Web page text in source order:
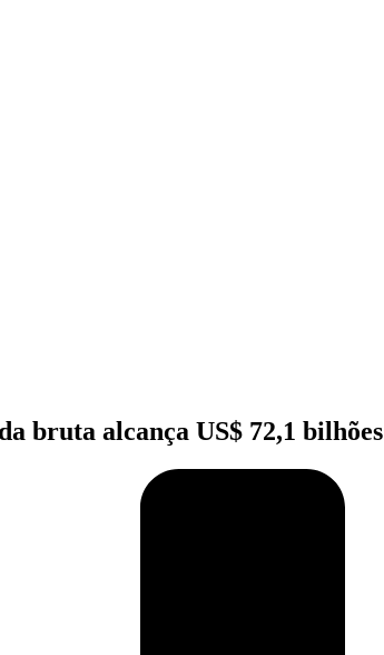
bruta alcança US$ 72,1 bilhões